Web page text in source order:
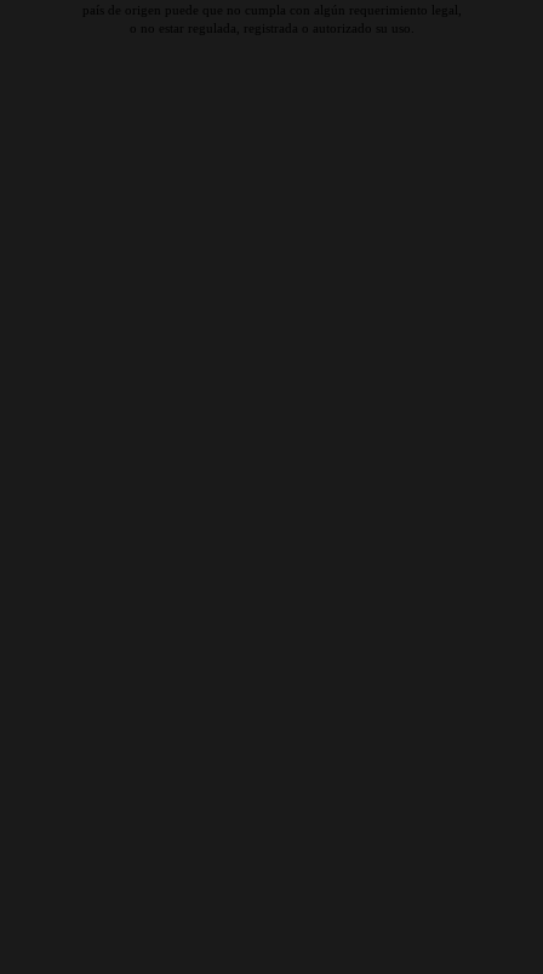
país de origen puede que no cumpla con algún requerimiento legal,
o no estar regulada, registrada o autorizado su uso.